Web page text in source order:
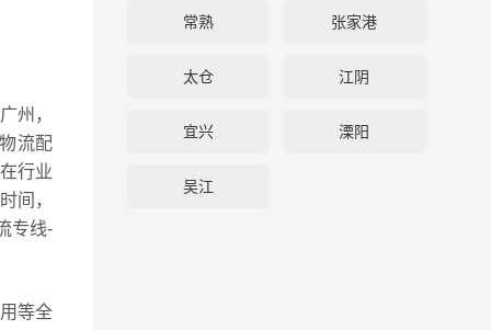
州，
流配
行业
间，
专线-
等全
常熟 张家港
太仓 江阴
宜兴 溧阳
吴江